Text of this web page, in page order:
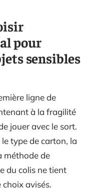
pour
sensibles
ligne de
à la fragilité
jouer avec le sort.
type de carton, la
méthode de
du colis ne tient
avisés.